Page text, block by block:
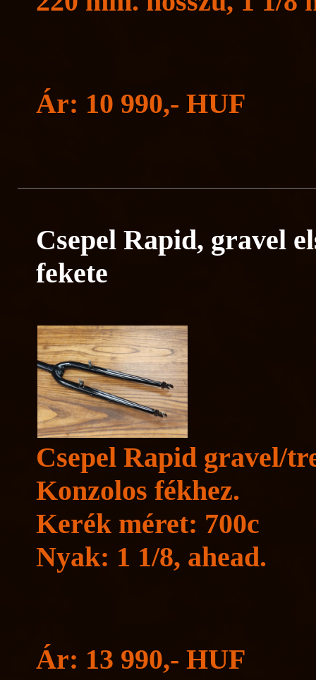
Ár: 10 990,- HUF
Csepel Rapid, gravel
fekete
Csepel Rapid gravel/
Konzolos fékhez.
Kerék méret: 700c
Nyak: 1 1/8, ahead.
Ár: 13 990,- HUF